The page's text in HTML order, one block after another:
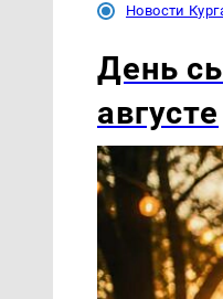
Новости
День
августе